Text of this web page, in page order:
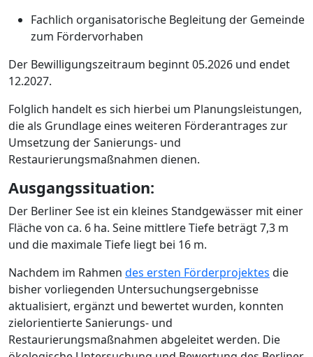
Fachlich organisatorische Begleitung der Gemeinde
zum Fördervorhaben
Der Bewilligungszeitraum beginnt 05.2026 und endet
12.2027.
Folglich handelt es sich hierbei um Planungsleistungen,
die als Grundlage eines weiteren Förderantrages zur
Umsetzung der Sanierungs- und
Restaurierungsmaßnahmen dienen.
Ausgangssituation:
Der Berliner See ist ein kleines Standgewässer mit einer
Fläche von ca. 6 ha. Seine mittlere Tiefe beträgt 7,3 m
und die maximale Tiefe liegt bei 16 m.
Nachdem im Rahmen des ersten Förderprojektes die
bisher vorliegenden Untersuchungsergebnisse
aktualisiert, ergänzt und bewertet wurden, konnten
zielorientierte Sanierungs- und
Restaurierungsmaßnahmen abgeleitet werden. Die